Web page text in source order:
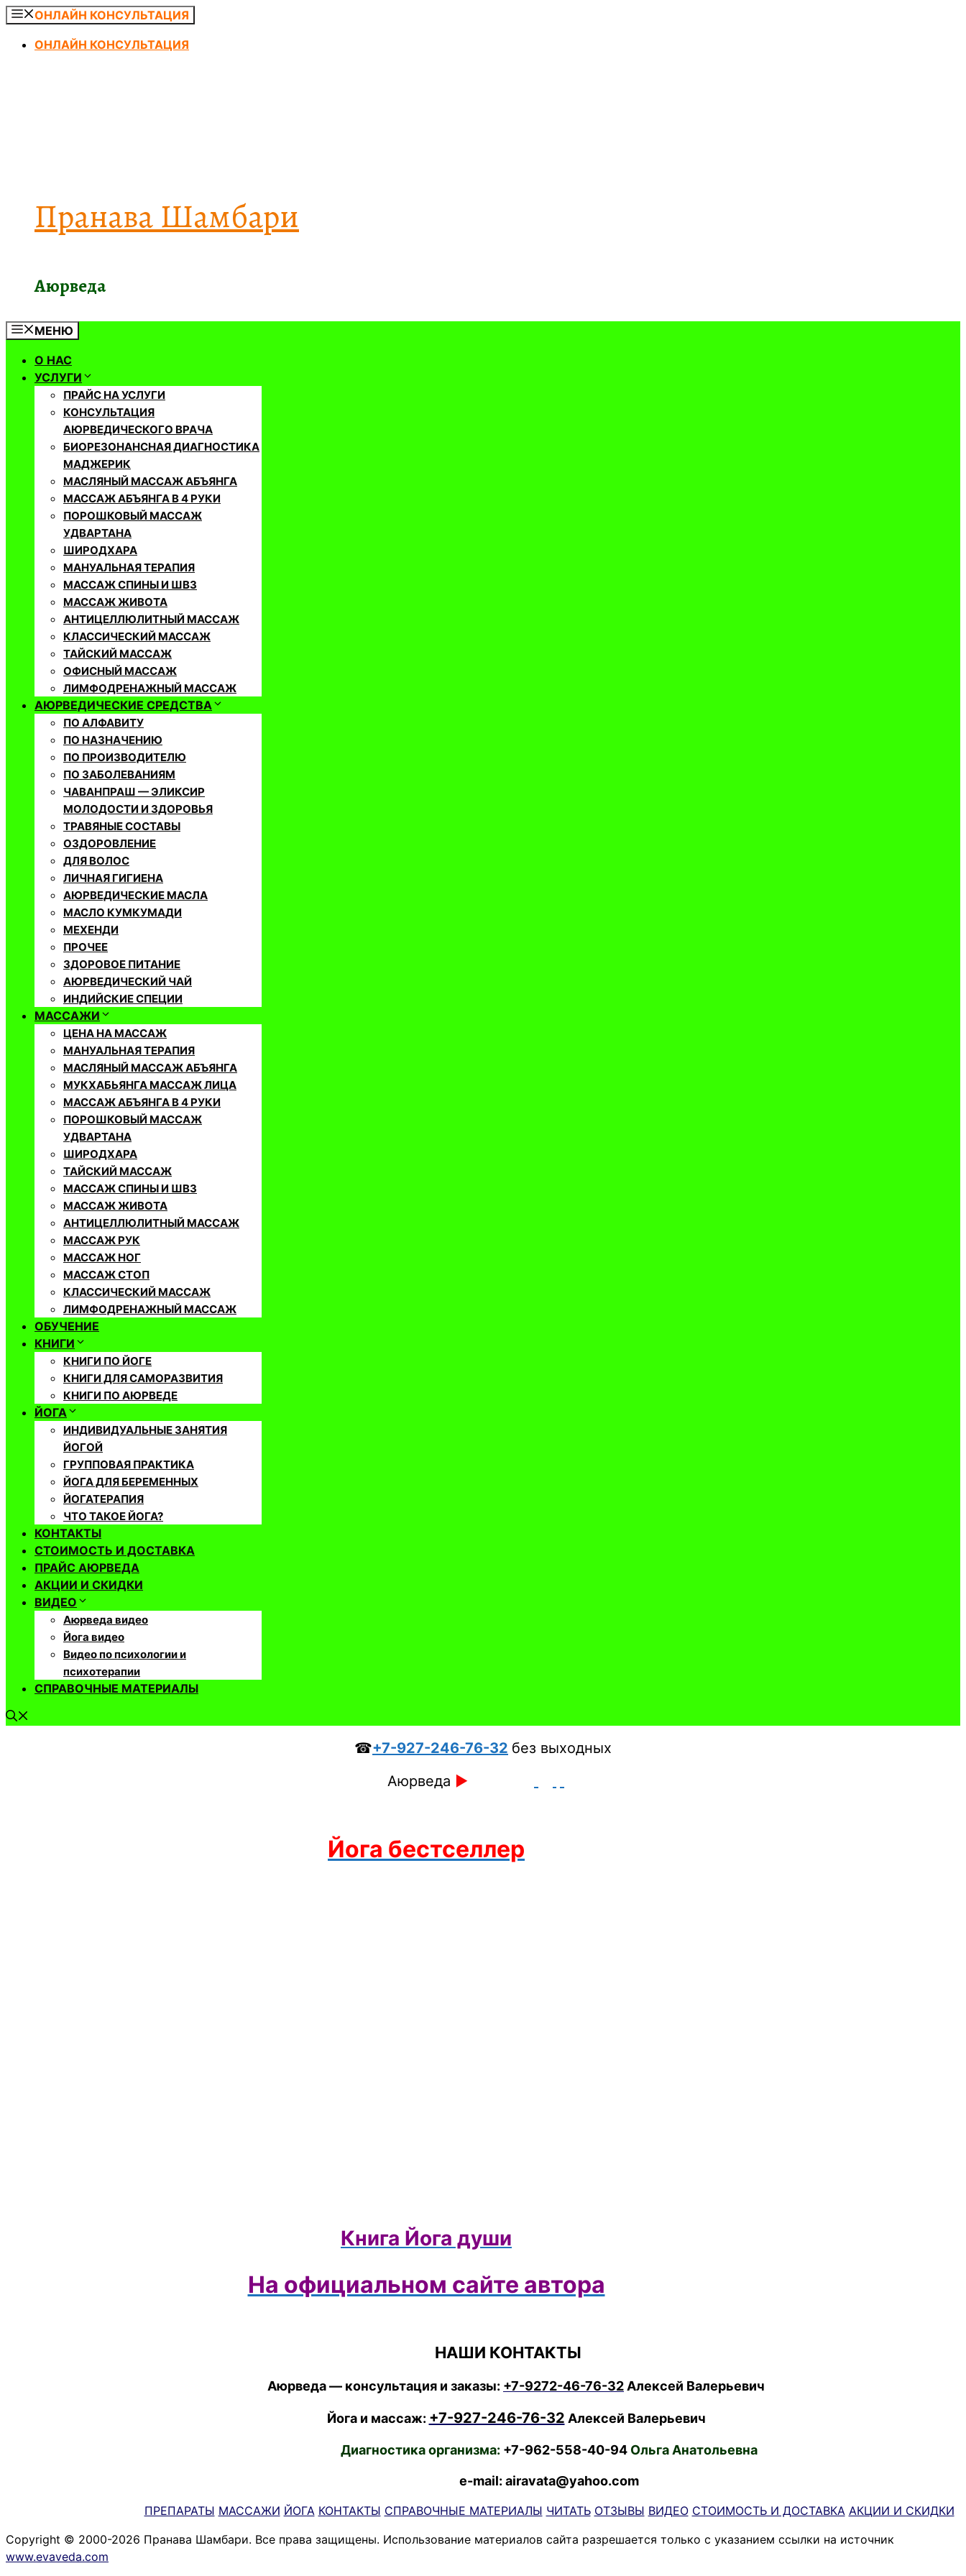
Перейти
содержимому
ОНЛАЙН КОНСУЛЬТАЦИЯ
ОНЛАЙН КОНСУЛЬТАЦИЯ
Пранава Шамбари
Аюрведа
МЕНЮ
О НАС
УСЛУГИ
ПРАЙС НА УСЛУГИ
КОНСУЛЬТАЦИЯ
АЮРВЕДИЧЕСКОГО ВРАЧА
БИОРЕЗОНАНСНАЯ ДИАГНОСТИКА
МАДЖЕРИК
МАСЛЯНЫЙ МАССАЖ АБЪЯНГА
МАССАЖ АБЪЯНГА В 4 РУКИ
ПОРОШКОВЫЙ МАССАЖ
УДВАРТАНА
ШИРОДХАРА
МАНУАЛЬНАЯ ТЕРАПИЯ
МАССАЖ СПИНЫ И ШВЗ
МАССАЖ ЖИВОТА
АНТИЦЕЛЛЮЛИТНЫЙ МАССАЖ
КЛАССИЧЕСКИЙ МАССАЖ
ТАЙСКИЙ МАССАЖ
ОФИСНЫЙ МАССАЖ
ЛИМФОДРЕНАЖНЫЙ МАССАЖ
АЮРВЕДИЧЕСКИЕ СРЕДСТВА
ПО АЛФАВИТУ
ПО НАЗНАЧЕНИЮ
ПО ПРОИЗВОДИТЕЛЮ
ПО ЗАБОЛЕВАНИЯМ
ЧАВАНПРАШ — ЭЛИКСИР
МОЛОДОСТИ И ЗДОРОВЬЯ
ТРАВЯНЫЕ СОСТАВЫ
ОЗДОРОВЛЕНИЕ
ДЛЯ ВОЛОС
ЛИЧНАЯ ГИГИЕНА
АЮРВЕДИЧЕСКИЕ МАСЛА
МАСЛО КУМКУМАДИ
МЕХЕНДИ
ПРОЧЕЕ
ЗДОРОВОЕ ПИТАНИЕ
АЮРВЕДИЧЕСКИЙ ЧАЙ
ИНДИЙСКИЕ СПЕЦИИ
МАССАЖИ
ЦЕНА НА МАССАЖ
МАНУАЛЬНАЯ ТЕРАПИЯ
МАСЛЯНЫЙ МАССАЖ АБЪЯНГА
МУКХАБЬЯНГА МАССАЖ ЛИЦА
МАССАЖ АБЪЯНГА В 4 РУКИ
ПОРОШКОВЫЙ МАССАЖ
УДВАРТАНА
ШИРОДХАРА
ТАЙСКИЙ МАССАЖ
МАССАЖ СПИНЫ И ШВЗ
МАССАЖ ЖИВОТА
АНТИЦЕЛЛЮЛИТНЫЙ МАССАЖ
МАССАЖ РУК
МАССАЖ НОГ
МАССАЖ СТОП
КЛАССИЧЕСКИЙ МАССАЖ
ЛИМФОДРЕНАЖНЫЙ МАССАЖ
ОБУЧЕНИЕ
КНИГИ
КНИГИ ПО ЙОГЕ
КНИГИ ДЛЯ САМОРАЗВИТИЯ
КНИГИ ПО АЮРВЕДЕ
ЙОГА
ИНДИВИДУАЛЬНЫЕ ЗАНЯТИЯ
ЙОГОЙ
ГРУППОВАЯ ПРАКТИКА
ЙОГА ДЛЯ БЕРЕМЕННЫХ
ЙОГАТЕРАПИЯ
ЧТО ТАКОЕ ЙОГА?
КОНТАКТЫ
СТОИМОСТЬ И ДОСТАВКА
ПРАЙС АЮРВЕДА
АКЦИИ И СКИДКИ
ВИДЕО
Аюрведа видео
Йога видео
Видео по психологии и
психотерапии
СПРАВОЧНЫЕ МАТЕРИАЛЫ
☎+7-927-246-76-32 без выходных
Аюрведа ►
Йога бестселлер
Книга Йога души
На официальном сайте автора
НАШИ КОНТАКТЫ
Аюрведа — консультация и заказы: +7-9272-46-76-32Алексей Валерьевич
Йога и массаж: +7-927-246-76-32 Алексей Валерьевич
Диагностика организма: +7-962-558-40-94 Ольга Анатольевна
e-mail: airavata@yahoo.com
ПРЕПАРАТЫ МАССАЖИ ЙОГА КОНТАКТЫ СПРАВОЧНЫЕ МАТЕРИАЛЫ ЧИТАТЬ ОТЗЫВЫ ВИДЕО СТОИМОСТЬ И ДОСТАВКА АКЦИИ И СКИДКИ
Copyright © 2000-2026 Пранава Шамбари. Все права защищены. Использование материалов сайта разрешается только с указанием ссылки на источник
www.evaveda.com